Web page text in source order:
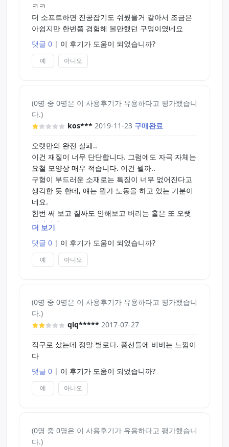
ㅋㅋ
더 소프트하면 진공잡기도 쉬웠을거 같아서 조금은
아쉽지만 한번쯤 경험해 볼만했던 구멍이였네요
댓글 0 | 이 후기가 도움이 되었습니까?
예 아니오
(0명 중 0명은 이 사용후기가 유용하다고 평가했습니
다.)
kos*** 2019-11-23 구매완료
오랫만의 완전 실패..
이건 재질이 너무 단단합니다. 그럼에도 자극 자체는
요철 모양상 매우 적습니다. 이건 뭘까..
구형이 부드러운 소재로는 특징이 너무 없어진다고
생각한 듯 한데, 얘는 뭔가 노동을 하고 있는 기분이
네요.
한번 써 보고 질싸도 안해보고 버리는 홀은 또 오랫
만입니다.
더 보기
댓글 0 | 이 후기가 도움이 되었습니까?
예 아니오
(0명 중 0명은 이 사용후기가 유용하다고 평가했습니
다.)
qlq***** 2017-07-27
직구로 샀는데 정말 별로다. 풍선들에 비비는 느낌이
다
댓글 0 | 이 후기가 도움이 되었습니까?
예 아니오
(0명 중 0명은 이 사용후기가 유용하다고 평가했습니
다.)